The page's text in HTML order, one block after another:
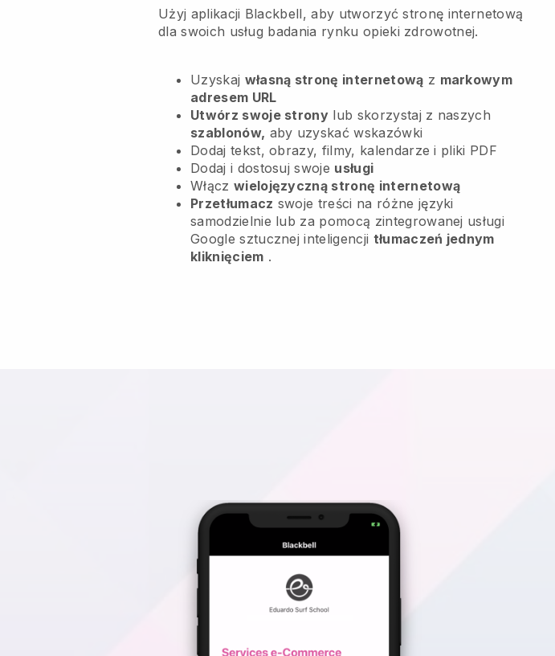
Użyj aplikacji Blackbell, aby utworzyć stronę internetową
dla swoich usług badania rynku opieki zdrowotnej.
Uzyskaj własną stronę internetową z markowym
adresem URL
Utwórz swoje strony lub skorzystaj z naszych
szablonów, aby uzyskać wskazówki
Dodaj tekst, obrazy, filmy, kalendarze i pliki PDF
Dodaj i dostosuj swoje usługi
Włącz wielojęzyczną stronę internetową
Przetłumacz swoje treści na różne języki
samodzielnie lub za pomocą zintegrowanej usługi
Google sztucznej inteligencji tłumaczeń jednym
kliknięciem .